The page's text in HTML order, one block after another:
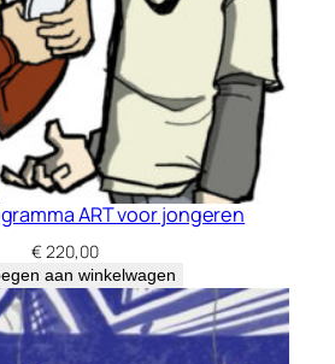
ART voor jongeren
€220,00
aan winkelwagen